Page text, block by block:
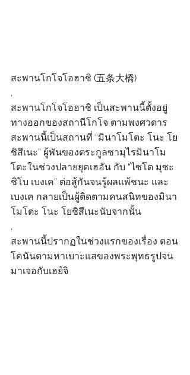
สะพานโกโจโอฮาชิ (五条大橋)
.
สะพานโกโจโอฮาชิ เป็นสะพานนี้ตั้งอยู่
ทางออกของสถานีโกโจ ตามพงศวดาร
สะพานนี้เป็นสถานที่ “มินาโมโตะ โนะ โย
ชิสึเนะ” ผู้พันของตระกูลซามุไรมินาโม
โตะในช่วงปลายยุคเฮอัน กับ “ไซโต มุซะ
ชิโบ เบงเค” ต่อสู้กันจนรู้ผลแพ้ชนะ และ
เบงเค กลายเป็นผู้ติดตามคนสนิทของมินา
โมโตะ โนะ โยชิสึเนะนับจากนั้น
.
สะพานนี้ปรากฏในช่วงแรกของเรื่อง ตอน
โคนันตามหาเบาะแสของพระพุทธรูปจน
มาเจอกับเฮย์จิ